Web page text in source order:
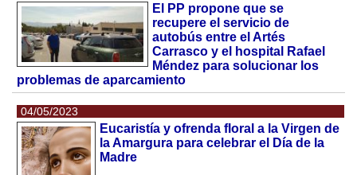
El PP propone que se
recupere el servicio de
autobús entre el Artés
Carrasco y el hospital Rafael
Méndez para solucionar los
problemas de aparcamiento
04/05/2023
Eucaristía y ofrenda floral a la Virgen de
la Amargura para celebrar el Día de la
Madre